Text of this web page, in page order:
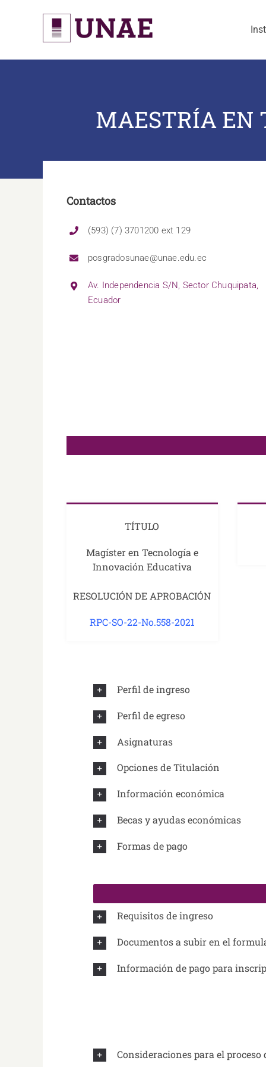
MAESTRÍA EN
Contactos
(593) (7) 3701200 ext 129
posgradosunae@unae.edu.ec
Av. Independencia S/N, Sector Chuquipata,
Ecuador
TÍTULO
Magíster en Tecnología e
Innovación Educativa
RESOLUCIÓN DE APROBACIÓN
RPC-SO-22-No.558-2021
Perfil de ingreso
Perfil de egreso
Asignaturas
Opciones de Titulación
Información económica
Becas y ayudas económicas
Formas de pago
Requisitos de ingreso
Documentos a subir en el
Información de pago para
Consideraciones para el